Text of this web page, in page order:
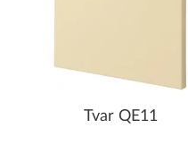
Tvar QE11